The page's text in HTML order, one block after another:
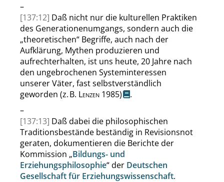
–
[137:12] Daß nicht nur die kulturellen Praktiken
des Generationenumgangs, sondern auch die
„theoretischen“ Begriffe, auch nach der
Aufklärung, Mythen produzieren und
aufrechterhalten, ist uns heute, 20 Jahre nach
den ungebrochenen Systeminteressen
unserer Väter, fast selbstverständlich
geworden (z. B. Lenzen 1985)
.
–
[137:13] Daß dabei die philosophischen
Traditionsbestände beständig in Revisionsnot
geraten, dokumentieren die Berichte der
Kommission „Bildungs- und
Erziehungsphilosophie“der Deutschen
Gesellschaft für Erziehungswissenschaft.